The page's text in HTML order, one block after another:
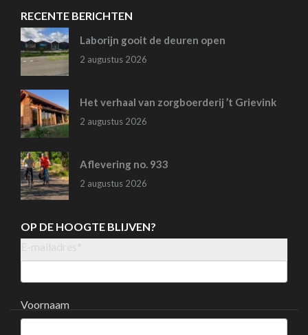
RECENTE BERICHTEN
Laborijn gooit de deuren open
2 augustus 2026
Het verhaal van zorgboerderij ’t Grievink
2 augustus 2026
Aflevering no. 933
2 augustus 2026
OP DE HOOGTE BLIJVEN?
Voornaam